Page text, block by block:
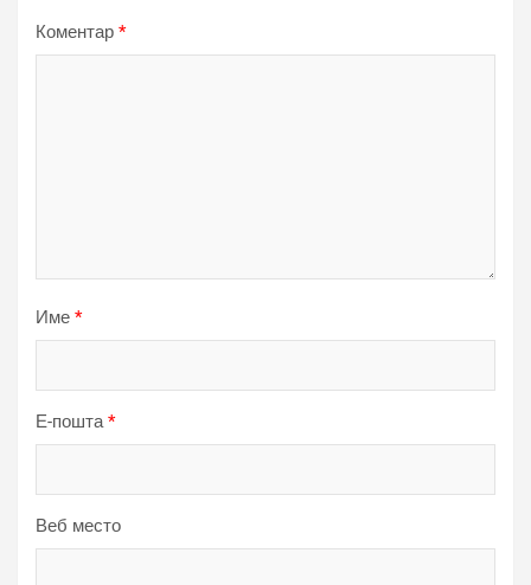
Коментар *
Име *
Е-пошта*
Веб место